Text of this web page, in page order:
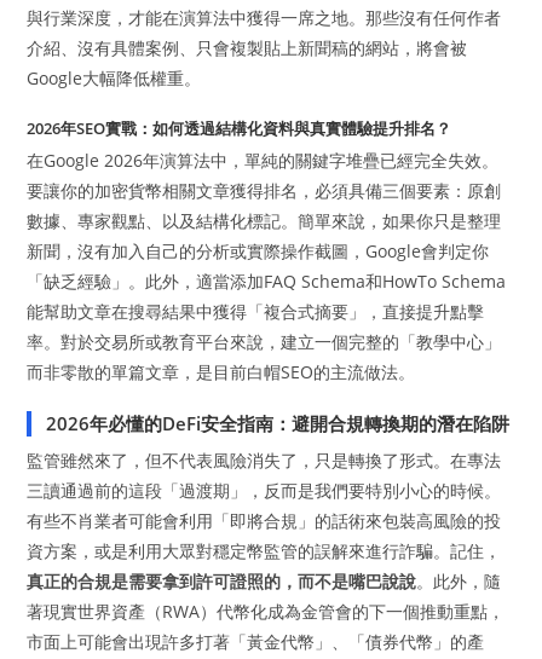
與行業深度，才能在演算法中獲得一席之地。那些沒有任何作者
介紹、沒有具體案例、只會複製貼上新聞稿的網站，將會被
Google大幅降低權重。
2026年SEO實戰：如何透過結構化資料與真實體驗提升排名？
在Google 2026年演算法中，單純的關鍵字堆疊已經完全失效。
要讓你的加密貨幣相關文章獲得排名，必須具備三個要素：原創
數據、專家觀點、以及結構化標記。簡單來說，如果你只是整理
新聞，沒有加入自己的分析或實際操作截圖，Google會判定你
「缺乏經驗」。此外，適當添加FAQ Schema和HowTo Schema
能幫助文章在搜尋結果中獲得「複合式摘要」，直接提升點擊
率。對於交易所或教育平台來說，建立一個完整的「教學中心」
而非零散的單篇文章，是目前白帽SEO的主流做法。
2026年必懂的DeFi安全指南：避開合規轉換期的潛在陷阱
監管雖然來了，但不代表風險消失了，只是轉換了形式。在專法
三讀通過前的這段「過渡期」，反而是我們要特別小心的時候。
有些不肖業者可能會利用「即將合規」的話術來包裝高風險的投
資方案，或是利用大眾對穩定幣監管的誤解來進行詐騙。記住，
真正的合規是需要拿到許可證照的，而不是嘴巴說說。此外，隨
著現實世界資產（RWA）代幣化成為金管會的下一個推動重點，
市面上可能會出現許多打著「黃金代幣」、「債券代幣」的產